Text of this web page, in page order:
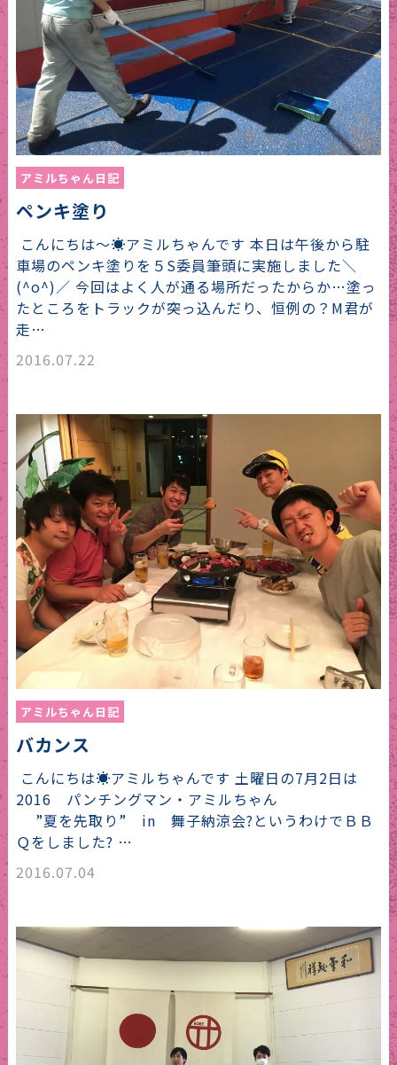
アミルちゃん日記
ペンキ塗り
こんにちは～☀アミルちゃんです 本日は午後から駐
車場のペンキ塗りを５S委員筆頭に実施しました＼
(^o^)／ 今回はよく人が通る場所だったからか…塗っ
たところをトラックが突っ込んだり、恒例の？M君が
走…
2016.07.22
アミルちゃん日記
バカンス
こんにちは☀︎アミルちゃんです 土曜日の7月2日は
2016 パンチングマン・アミルちゃん
”夏を先取り” in 舞子納涼会?というわけでＢＢ
Ｑをしました? …
2016.07.04